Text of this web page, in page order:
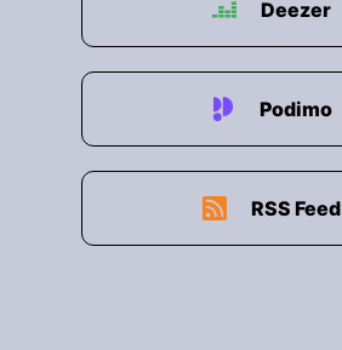
Deezer
Podimo
RSS Feed